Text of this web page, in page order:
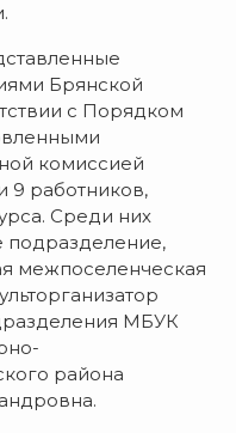
Брянской
с Порядком
комиссией
9 работников,
Среди них
подразделение,
межпоселенческая
МБУК
района